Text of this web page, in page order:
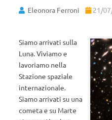
Eleonora Ferroni 21/
Siamo arrivati sulla
Luna. Viviamo e
lavoriamo nella
Stazione spaziale
internazionale.
Siamo arrivati su una
cometa e su Marte